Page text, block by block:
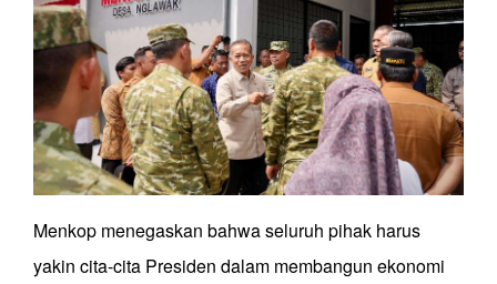
Menkop menegaskan bahwa seluruh pihak harus
yakin cita-cita Presiden dalam membangun ekonomi